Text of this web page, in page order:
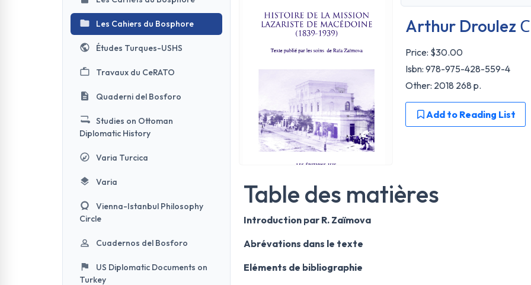
Les Cahiers du Bosphore
Études Turques-USHS
Travaux du CeRATO
Quaderni del Bosforo
Studies on Ottoman
Diplomatic History
Varia Turcica
Varia
Vienna-Istanbul Philosophy
Circle
Cuadernos del Bosforo
US Diplomatic Documents on
Turkey
Arthur Droulez
Price: $30.00
Isbn: 978-975-428-559-4
Other: 2018 268 p.
Add to Reading List
Table des matières
Introduction par R. Zaïmova
Abrévations dans le texte
Eléments de bibliographie